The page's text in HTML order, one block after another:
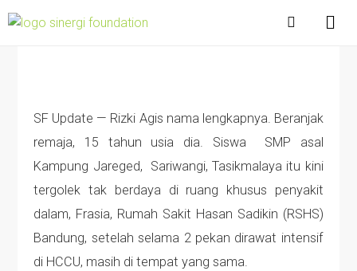
SF Update — Rizki Agis nama lengkapnya. Beranjak
remaja, 15 tahun usia dia. Siswa SMP asal
Kampung Jareged, Sariwangi, Tasikmalaya itu kini
tergolek tak berdaya di ruang khusus penyakit
dalam, Frasia, Rumah Sakit Hasan Sadikin (RSHS)
Bandung, setelah selama 2 pekan dirawat intensif
di HCCU, masih di tempat yang sama.